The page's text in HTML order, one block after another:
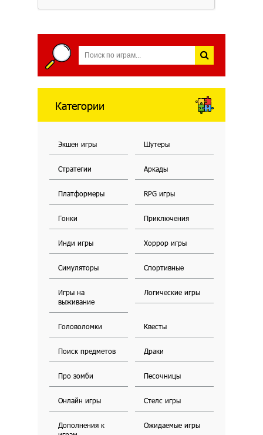
Категории
Экшен игры Шутеры
Стратегии Аркады
Платформеры RPG игры
Гонки Приключения
Инди игры Хоррор игры
Симуляторы Спортивные
Игры на
выживание
Логические игры
Головоломки Квесты
Поиск предметов Драки
Про зомби Песочницы
Онлайн игры Стелс игры
Дополнения к
Ожидаемые игры